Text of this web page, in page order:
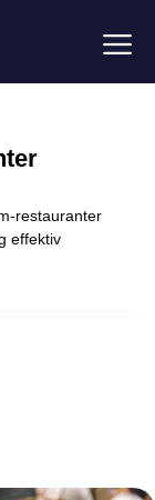
restauranter
effektiv